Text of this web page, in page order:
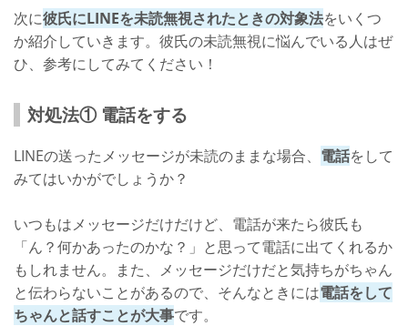
次に彼氏にLINEを未読無視されたときの対象法をいくつ
か紹介していきます。彼氏の未読無視に悩んでいる人はぜ
ひ、参考にしてみてください！
対処法① 電話をする
LINEの送ったメッセージが未読のままな場合、 電話をして
みてはいかがでしょうか？
いつもはメッセージだけだけど、電話が来たら彼氏も
「ん？何かあったのかな？」と思って電話に出てくれるか
もしれません。また、メッセージだけだと気持ちがちゃん
と伝わらないことがあるので、そんなときには電話をして
ちゃんと話すことが大事です。